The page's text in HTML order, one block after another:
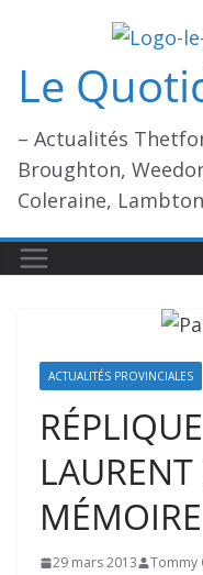
contenu
Le
– Actualités
Broughton,
Coleraine,
ACTUALITÉS PROVINCIALES
29 mars 2013 Tommy